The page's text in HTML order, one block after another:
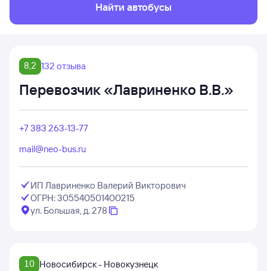
Найти автобусы
8,2 132 отзыва
Перевозчик «Лавриненко В.В.»
+7 383 263-13-77
mail@neo-bus.ru
ИП Лавриненко Валерий Викторович
ОГРН: 305540501400215
ул. Большая, д. 278
10 Новосибирск - Новокузнецк